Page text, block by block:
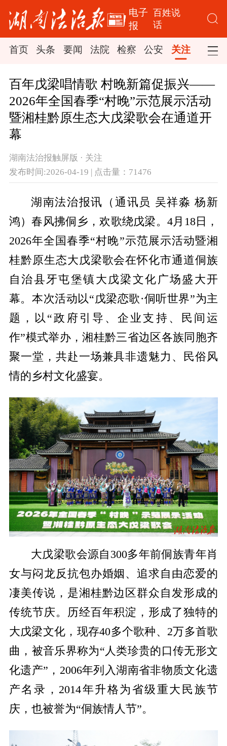
电子
报
百姓说
话
首页 头条 要闻 法院 检察 公安 关注 司法
百年戊梁唱情歌 村晚新篇促振兴——
2026年全国春季“村晚”示范展示活动
暨湘桂黔原生态大戊梁歌会在通道开
幕
湖南法治报触屏版 · 关注
发布时间:2026-04-19 | 点击量：71476
湖南法治报讯（通讯员 吴祥淼 杨新
鸿）春风拂侗乡，欢歌绕戊梁。4月18日，
2026年全国春季“村晚”示范展示活动暨湘
桂黔原生态大戊梁歌会在怀化市通道侗族
自治县牙屯堡镇大戊梁文化广场盛大开
幕。本次活动以“戊梁恋歌·侗听世界”为主
题，以“政府引导、企业支持、民间运
作”模式举办，湘桂黔三省边区各族同胞齐
聚一堂，共赴一场兼具非遗魅力、民俗风
情的乡村文化盛宴。
大戊梁歌会源自300多年前侗族青年肖
女与闷龙反抗包办婚姻、追求自由恋爱的
凄美传说，是湘桂黔边区群众自发形成的
传统节庆。历经百年积淀，形成了独特的
大戊梁文化，现存40多个歌种、2万多首歌
曲，被音乐界称为“人类珍贵的口传无形文
化遗产”，2006年列入湖南省非物质文化遗
产名录，2014年升格为省级重大民族节
庆，也被誉为“侗族情人节”。